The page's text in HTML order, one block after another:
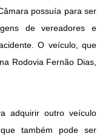
possuía para ser
de vereadores e
O veículo, que
Rodovia Fernão Dias,
adquirir outro veículo
também pode ser